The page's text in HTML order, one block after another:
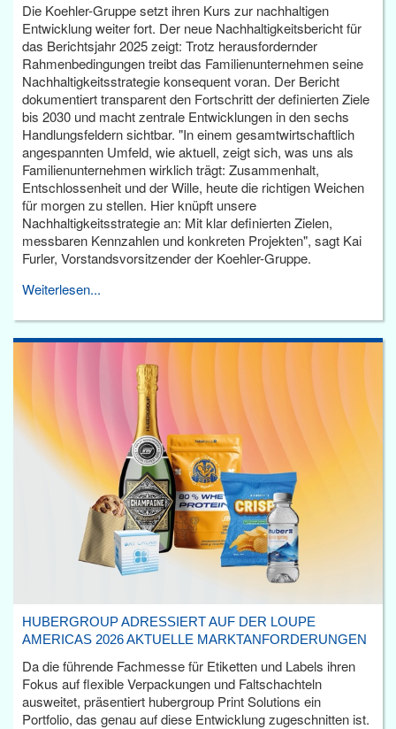
Die Koehler-Gruppe setzt ihren Kurs zur nachhaltigen
Entwicklung weiter fort. Der neue Nachhaltigkeitsbericht für
das Berichtsjahr 2025 zeigt: Trotz herausfordernder
Rahmenbedingungen treibt das Familienunternehmen seine
Nachhaltigkeitsstrategie konsequent voran. Der Bericht
dokumentiert transparent den Fortschritt der definierten Ziele
bis 2030 und macht zentrale Entwicklungen in den sechs
Handlungsfeldern sichtbar. "In einem gesamtwirtschaftlich
angespannten Umfeld, wie aktuell, zeigt sich, was uns als
Familienunternehmen wirklich trägt: Zusammenhalt,
Entschlossenheit und der Wille, heute die richtigen Weichen
für morgen zu stellen. Hier knüpft unsere
Nachhaltigkeitsstrategie an: Mit klar definierten Zielen,
messbaren Kennzahlen und konkreten Projekten", sagt Kai
Furler, Vorstandsvorsitzender der Koehler-Gruppe.
Weiterlesen...
HUBERGROUP ADRESSIERT AUF DER LOUPE
AMERICAS 2026 AKTUELLE MARKTANFORDERUNGEN
Da die führende Fachmesse für Etiketten und Labels ihren
Fokus auf flexible Verpackungen und Faltschachteln
ausweitet, präsentiert hubergroup Print Solutions ein
Portfolio, das genau auf diese Entwicklung zugeschnitten ist.